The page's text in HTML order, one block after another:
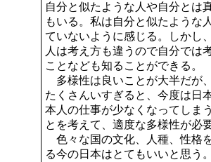
自分と似たような人や自分とは
もいる。私は自分と似たような
ていないように感じる。しかし
人は考え方も違うので自分では
ことなども知ることができる。
多様性は良いことが大半だが
たくさんいすぎると、今度は日
本人の仕事が少なくなってしま
とを考えて、適度な多様性が必
色々な国の文化、人種、性格
る今の日本はとてもいいと思う